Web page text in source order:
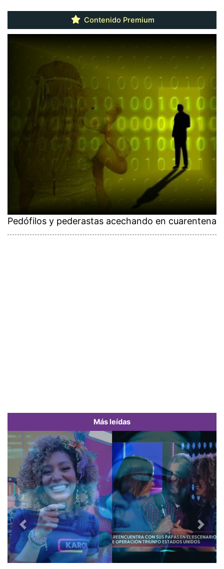
Contenido Premium
Pedófilos y pederastas acechando en cuarentena
Más leídas
Previous Next